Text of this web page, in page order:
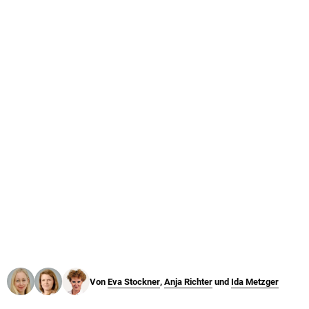
Von Eva Stockner, Anja Richter und Ida Metzger